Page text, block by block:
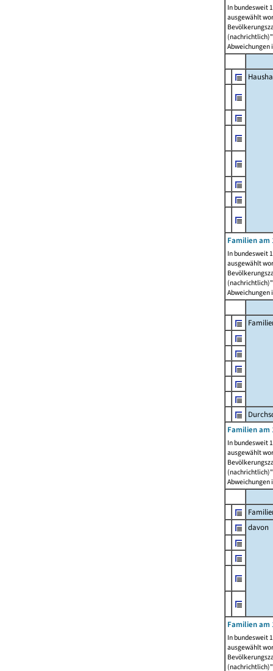
In bundesweit
ausgewählt
Abweichungen
Familien am
In bundesweit
ausgewählt
Abweichungen
Familien am
In bundesweit
ausgewählt
Abweichungen
davon
Familien am
In bundesweit
ausgewählt